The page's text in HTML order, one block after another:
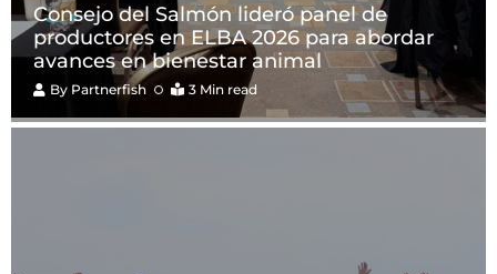
Consejo del Salmón lideró panel de
productores en ELBA 2026 para abordar
avances en bienestar animal
By Partnerfish 3 Min read